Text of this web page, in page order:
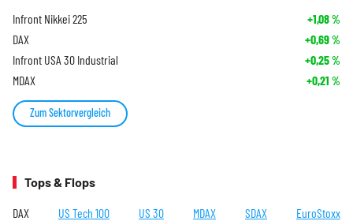
Infront Nikkei 225 +1,08%
DAX +0,69%
Infront USA 30 Industrial +0,25%
MDAX +0,21 %
Zum Sektorvergleich
Tops & Flops
DAX US Tech 100 US 30 MDAX SDAX EuroStoxx